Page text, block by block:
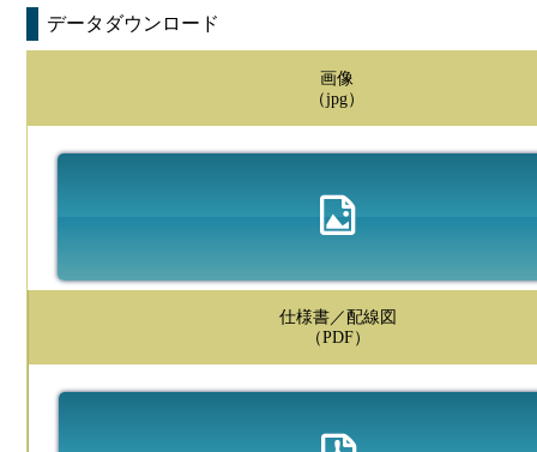
データダウンロード
画像
（jpg）
仕様書／配線図
（PDF）